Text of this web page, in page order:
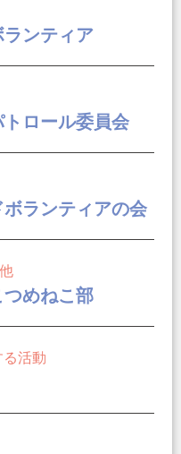
ンティア
ロール委員会
ランティアの会
めねこ部
活動